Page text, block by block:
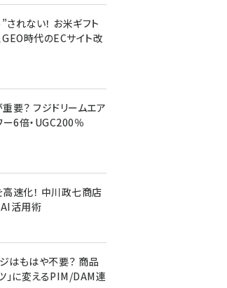
れない！ お米ギフト
時代のECサイト改
要？ フジドリームエア
ー6倍・UGC200％
速化！ 中川政七商店
活用術
はもはや不要？ 商品
」に変えるPIM/DAM連